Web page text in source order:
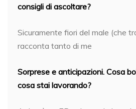
consigli di ascoltare?
Sicuramente fiori del male (che
racconta tanto di me
Sorprese e anticipazioni. Cosa
cosa stai lavorando?